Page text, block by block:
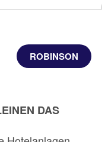
ROBINSON
DAS